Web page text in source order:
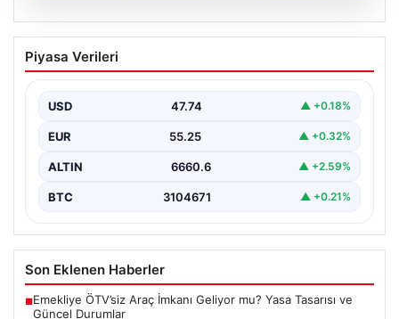
Frankfurt, Hull City’yi İki Golle Yendi
Alman kulübü Eintracht Frankfurt, hazırlık dönemi
Piyasa Verileri
USD 47.74 ▲ +0.18%
EUR 55.25 ▲ +0.32%
ALTIN 6660.6 ▲ +2.59%
BTC 3104671 ▲ +0.21%
Son Eklenen Haberler
■Emekliye ÖTV’siz Araç İmkanı Geliyor mu? Yasa Tasarısı ve
Güncel Durumlar